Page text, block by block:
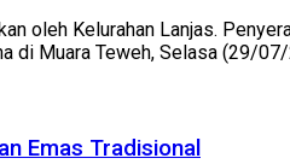
oleh Kelurahan Lanjas.
di Muara Teweh, Selasa (29/
Emas Tradisional